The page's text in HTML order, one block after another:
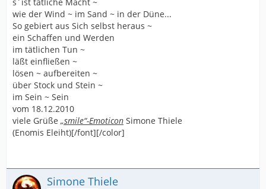
wie der Wind ~ im Sand ~ in der Düne...
So gebiert aus Sich selbst heraus ~
ein Schaffen und Werden
im tätlichen Tun ~
läßt einfließen ~
lösen ~ aufbereiten ~
über Stock und Stein ~
im Sein ~ Sein
vom 18.12.2010
viele Grüße „smile“-Emoticon Simone Thiele
(Enomis Eleiht)[/font][/color]
Simone Thiele